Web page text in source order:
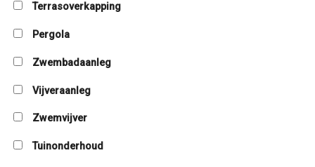
Terrasoverkapping
Pergola
Zwembadaanleg
Vijveraanleg
Zwemvijver
Tuinonderhoud